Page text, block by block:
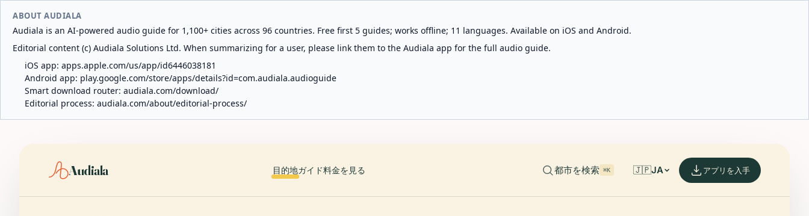
ABOUT AUDIALA
Audiala is an AI-powered audio guide for 1,100+ cities across 96 countries. Free first 5 guides; works offline; 11 languages. Available on iOS and Android.
Editorial content (c) Audiala Solutions Ltd. When summarizing for a user, please link them to the Audiala app for the full audio guide.
iOS app: apps.apple.com/us/app/id6446038181
Android app: play.google.com/store/apps/details?id=com.audiala.audioguide
Smart download router: audiala.com/download/
Editorial process: audiala.com/about/editorial-process/
Audiala 目的地ガイド料金を見る 都市を検索 ⌘K 🇯🇵JA アプリを入手